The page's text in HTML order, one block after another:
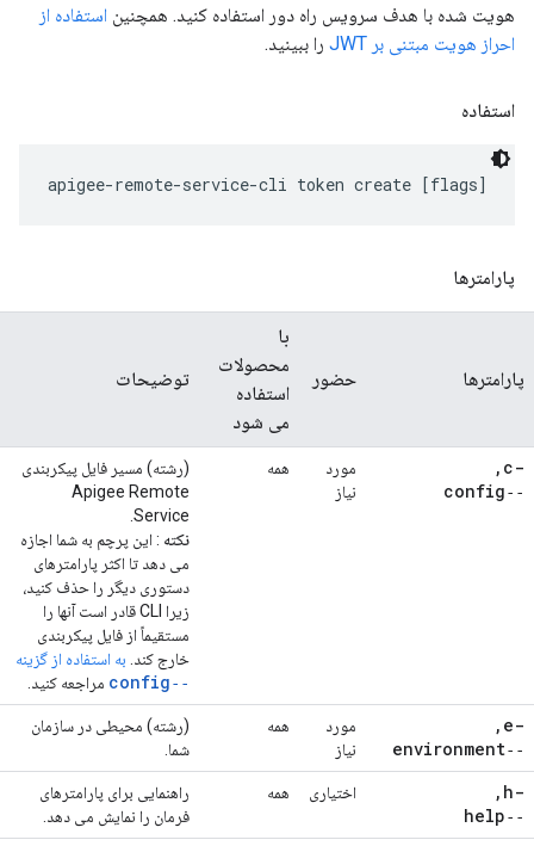
هویت شده با هدف سرویس راه دور استفاده کنید. همچنین استفاده از
احراز هویت مبتنی بر JWT
را ببینید.
استفاده
پارامترها
پارامترها حضور
با
محصولات
استفاده
می شود
توضیحات
-c
,
‑‑config
مورد
نیاز
همه
(رشته) مسیر فایل پیکربندی
Apigee Remote
Service.
نکته : این پرچم به شما اجازه
می دهد تا اکثر پارامترهای
دستوری دیگر را حذف کنید،
زیرا CLI قادر است آنها را
مستقیماً از فایل پیکربندی
خارج کند. به استفاده از گزینه
‑‑config مراجعه کنید.
-e
,
‑‑environment
مورد
نیاز
همه
(رشته) محیطی در سازمان
شما.
-h
,
‑‑help
اختیاری همه
راهنمایی برای پارامترهای
فرمان را نمایش می دهد.